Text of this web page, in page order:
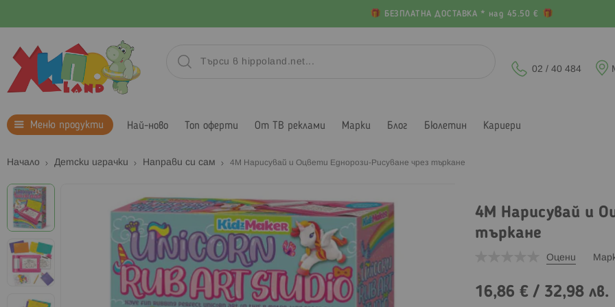
БЕЗПЛАТНА ДОСТАВКА * над 45.50 €
02 / 40 484
Меню продукти Най-ново Топ оферти От ТВ реклами Марки Блог Бюлетин Кариери
Начало Детски играчки Направи си сам 4M Нарисувай и Оцвети Еднорози-Рисуване чрез търкане
Преминете
към
края
на
галерията
на
изображенията
4M Нарисувай и
търкане
Оцени
16,86 €/ 32,98 лв.